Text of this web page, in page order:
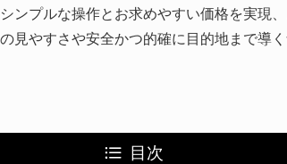
ンプルな操作とお求めやすい価格を実現
見やすさや安全かつ的確に目的地まで導
目次